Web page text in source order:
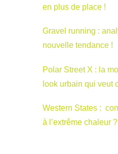
en plus de place !
Gravel running :
nouvelle tendance !
Polar Street X : la
look urbain qui veut
Western States :
à l’extrême chaleur ?